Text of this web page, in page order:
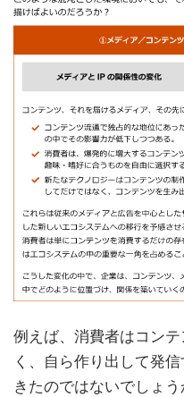
例えば、消費者はコン
く、自ら作り出して発
きたのではないでしょう